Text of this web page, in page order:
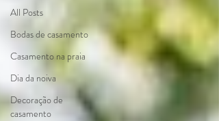
All Posts
Bodas de casamento
Casamento na praia
Dia da noiva
Decoração de
casamento